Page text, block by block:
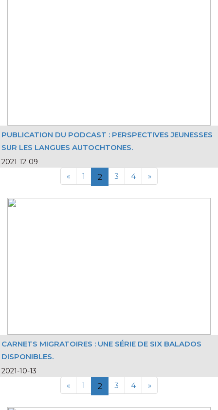
PUBLICATION DU PODCAST : PERSPECTIVES JEUNESSES
SUR LES LANGUES AUTOCHTONES.
2021-12-09
« 1 2 3 4 »
CARNETS MIGRATOIRES : UNE SÉRIE DE SIX BALADOS
DISPONIBLES.
2021-10-13
« 1 2 3 4 »